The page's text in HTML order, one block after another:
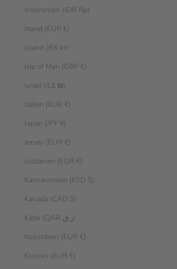
Indonesien (IDR Rp)
Irland (EUR €)
Island (ISK kr)
Isle of Man (GBP £)
Israel (ILS ₪)
Italien (EUR €)
Japan (JPY ¥)
Jersey (EUR €)
Jordanien (EUR €)
Kaimaninseln (KYD $)
Kanada (CAD $)
Katar (QAR ر.ق)
Kolumbien (EUR €)
Kosovo (EUR €)